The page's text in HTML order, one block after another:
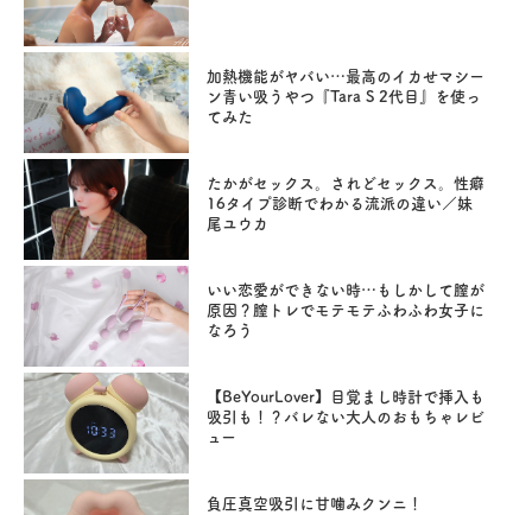
加熱機能がヤバい…最高のイカせマシー
ン青い吸うやつ『Tara S 2代目』を使っ
てみた
たかがセックス。されどセックス。性癖
16タイプ診断でわかる流派の違い／妹
尾ユウカ
いい恋愛ができない時…もしかして膣が
原因？膣トレでモテモテふわふわ女子に
なろう
【BeYourLover】目覚まし時計で挿入も
吸引も！？バレない大人のおもちゃレビ
ュー
負圧真空吸引に甘噛みクンニ！